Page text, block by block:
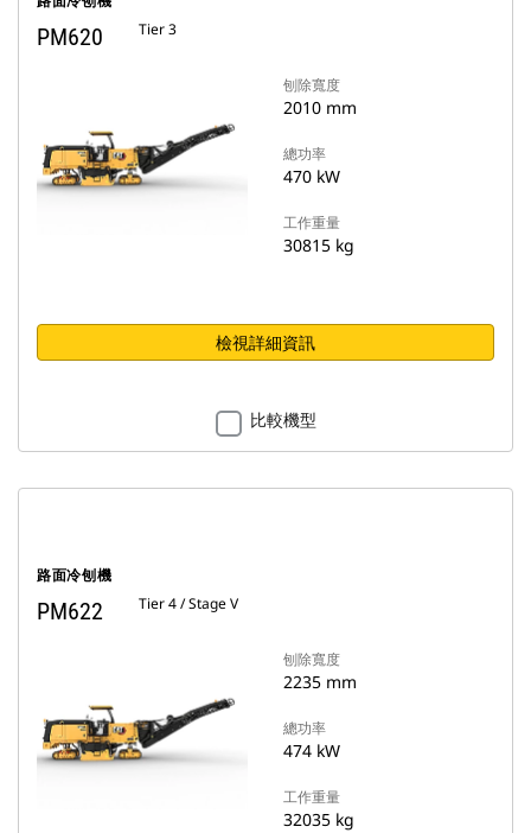
PM620 Tier 3
刨除寬度
2010 mm
總功率
470 kW
工作重量
30815 kg
檢視詳細資訊
比較機型
路面冷刨機
PM622 Tier 4 / Stage V
刨除寬度
2235 mm
總功率
474 kW
工作重量
32035 kg